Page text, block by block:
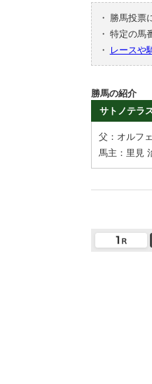
・
勝馬投票
・ 特定の馬
・
レースや
勝馬の紹介
サトノテラ
父：オルフ
馬主：里見